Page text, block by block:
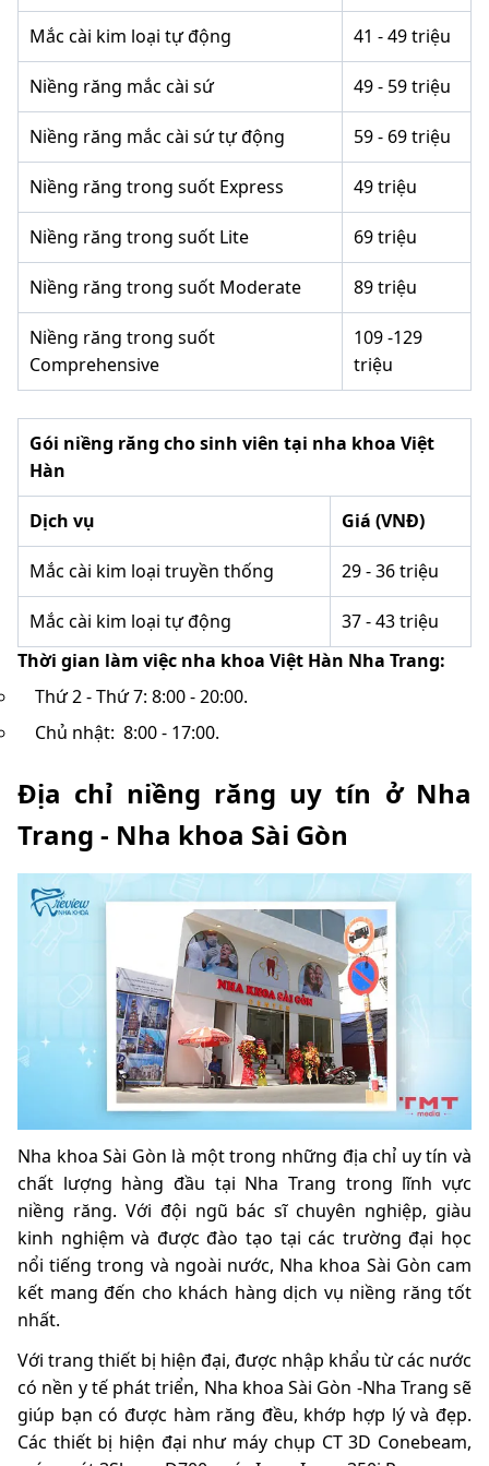
Mắc cài kim loại tự động 41 - 49 triệu
Niềng răng mắc cài sứ 49 - 59 triệu
Niềng răng mắc cài sứ tự động 59 - 69 triệu
Niềng răng trong suốt Express 49 triệu
Niềng răng trong suốt Lite 69 triệu
Niềng răng trong suốt Moderate 89 triệu
Niềng răng trong suốt
Comprehensive
109 -129
triệu
Gói niềng răng cho sinh viên tại nha khoa Việt
Hàn
Dịch vụ Giá (VNĐ)
Mắc cài kim loại truyền thống 29 - 36 triệu
Mắc cài kim loại tự động
37 - 43 triệu
Thời gian làm việc nha khoa Việt Hàn Nha Trang:
Thứ 2 - Thứ 7: 8:00 - 20:00.
Chủ nhật: 8:00 - 17:00.
Địa chỉ niềng răng uy tín ở Nha
Trang - Nha khoa Sài Gòn
Nha khoa Sài Gòn là một trong những địa chỉ uy tín và
chất lượng hàng đầu tại Nha Trang trong lĩnh vực
niềng răng. Với đội ngũ bác sĩ chuyên nghiệp, giàu
kinh nghiệm và được đào tạo tại các trường đại học
nổi tiếng trong và ngoài nước, Nha khoa Sài Gòn cam
kết mang đến cho khách hàng dịch vụ niềng răng tốt
nhất.
Với trang thiết bị hiện đại, được nhập khẩu từ các nước
có nền y tế phát triển, Nha khoa Sài Gòn -Nha Trang sẽ
giúp bạn có được hàm răng đều, khớp hợp lý và đẹp.
Các thiết bị hiện đại như máy chụp CT 3D Conebeam,